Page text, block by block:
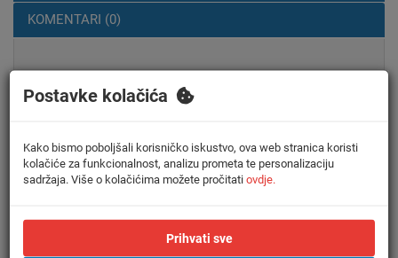
KOMENTARI (0)
IR-PLUS prijemnik i predajnik
Spajanjem odvojenog prijemnika/predajnika moguće je
Centralu ugraditi na skriveno mjesto, npr. unutar
Postavke kolačića
Kako bismo poboljšali korisničko iskustvo, ova web stranica koristi
kolačiće za funkcionalnost, analizu prometa te personalizaciju
sadržaja. Više o kolačićima možete pročitati ovdje.
Prihvati sve